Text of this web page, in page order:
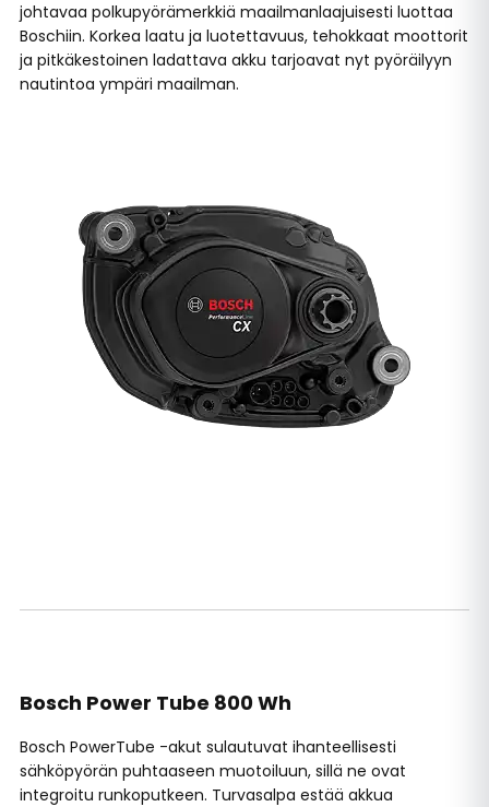
johtavaa polkupyörämerkkiä maailmanlaajuisesti luottaa
Boschiin. Korkea laatu ja luotettavuus, tehokkaat moottorit
ja pitkäkestoinen ladattava akku tarjoavat nyt pyöräilyyn
nautintoa ympäri maailman.
Bosch Power Tube 800 Wh
Bosch PowerTube -akut sulautuvat ihanteellisesti
sähköpyörän puhtaaseen muotoiluun, sillä ne ovat
integroitu runkoputkeen. Turvasalpa estää akkua